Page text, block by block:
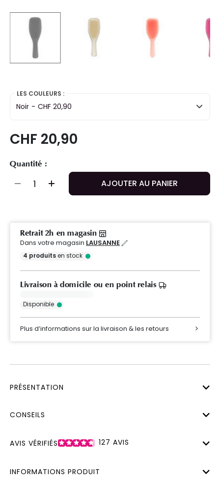
selected
LES COULEURS :
Noir - CHF 20,90
CHF 20,90
Quantité :
AJOUTER AU PANIER
Retrait 2h en magasin
Dans votre magasin LAUSANNE
4 produitsen stock
Livraison à domicile ou en point relais
Disponible
Plus d’informations sur la livraison & les retours
PRÉSENTATION
CONSEILS
AVIS VÉRIFIÉS 127 AVIS
INFORMATIONS PRODUIT